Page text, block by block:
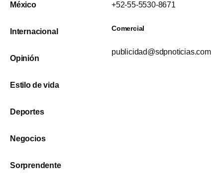
México
Internacional
Opinión
Estilo de vida
Deportes
Negocios
Sorprendente
+52-55-5530-8671
Comercial
publicidad@sdpnoticias.com